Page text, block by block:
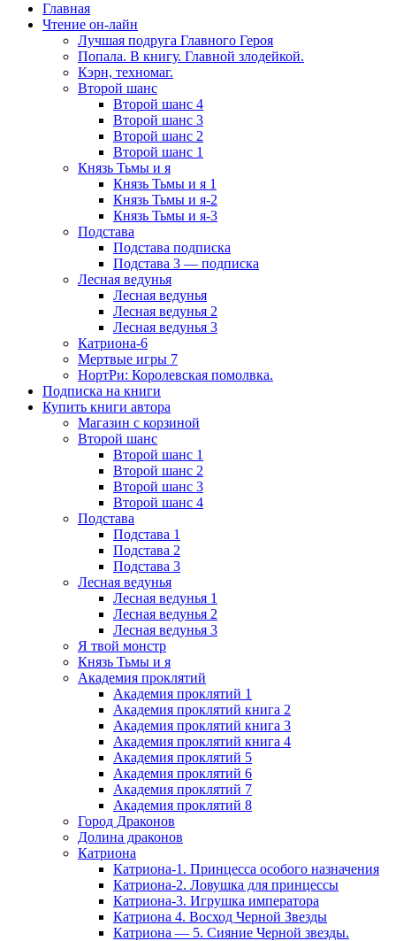
Главная
Чтение он-лайн
Лучшая подруга Главного Героя
Попала. В книгу. Главной злодейкой.
Кэрн, техномаг.
Второй шанс
Второй шанс 4
Второй шанс 3
Второй шанс 2
Второй шанс 1
Князь Тьмы и я
Князь Тьмы и я 1
Князь Тьмы и я-2
Князь Тьмы и я-3
Подстава
Подстава подписка
Подстава 3 — подписка
Лесная ведунья
Лесная ведунья
Лесная ведунья 2
Лесная ведунья 3
Катриона-6
Мертвые игры 7
НортРи: Королевская помолвка.
Подписка на книги
Купить книги автора
Магазин с корзиной
Второй шанс
Второй шанс 1
Второй шанс 2
Второй шанс 3
Второй шанс 4
Подстава
Подстава 1
Подстава 2
Подстава 3
Лесная ведунья
Лесная ведунья 1
Лесная ведунья 2
Лесная ведунья 3
Я твой монстр
Князь Тьмы и я
Академия проклятий
Академия проклятий 1
Академия проклятий книга 2
Академия проклятий книга 3
Академия проклятий книга 4
Академия проклятий 5
Академия проклятий 6
Академия проклятий 7
Академия проклятий 8
Город Драконов
Долина драконов
Катриона
Катриона-1. Принцесса особого назначения
Катриона-2. Ловушка для принцессы
Катриона-3. Игрушка императора
Катриона 4. Восход Черной Звезды
Катриона — 5. Сияние Черной звезды.